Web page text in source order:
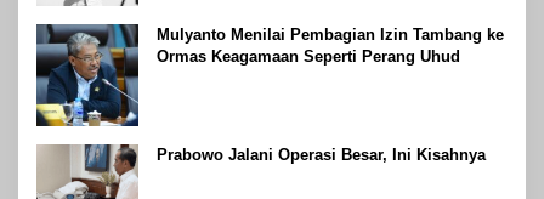
Mulyanto Menilai Pembagian Izin Tambang ke
Ormas Keagamaan Seperti Perang Uhud
Prabowo Jalani Operasi Besar, Ini Kisahnya